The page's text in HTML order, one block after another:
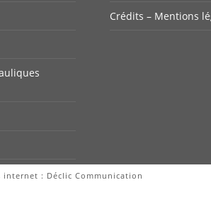
Crédits – Mentions
internet : Déclic Communication